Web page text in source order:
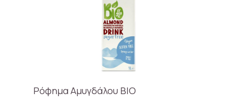
Ρόφημα Αμυγδάλου ΒΙΟ